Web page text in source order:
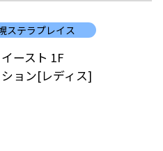
日同じ靴を履きつぶすの
て楽しく靴選びを！
S～LL）まで豊富に展開
のまで幅広いアイテムを
ステラプレイス
ースト 1F
ョン[レディス]